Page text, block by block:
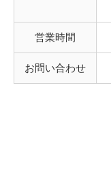
営業時間
お問い合わせ